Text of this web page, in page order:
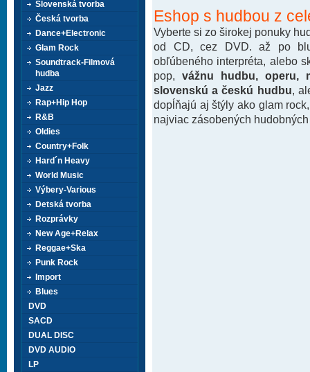
Eshop s hudbou z
Vyberte si zo širokej ponuky
od CD, cez DVD. až po
obľúbeného interpréta, alebo
pop, vážnu hudbu, operu,
slovenskú a českú hudbu ,
dopĺňajú aj štýly ako glam
najviac zásobených
Slovenská tvorba
Česká tvorba
Dance+Electronic
Glam Rock
Soundtrack-Filmová
hudba
Jazz
Rap+Hip Hop
R&B
Oldies
Country+Folk
Hard´n Heavy
World Music
Výbery-Various
Detská tvorba
Rozprávky
New Age+Relax
Reggae+Ska
Punk Rock
Import
Blues
DVD
SACD
DUAL DISC
DVD AUDIO
LP